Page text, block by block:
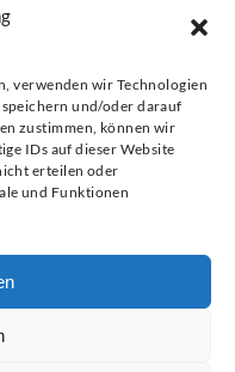
verwenden wir Technologien
und/oder darauf
zustimmen, können wir
IDs auf dieser Website
erteilen oder
und Funktionen